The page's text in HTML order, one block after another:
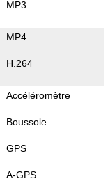
MP3
MP4
H.264
Accéléromètre
Boussole
GPS
A-GPS